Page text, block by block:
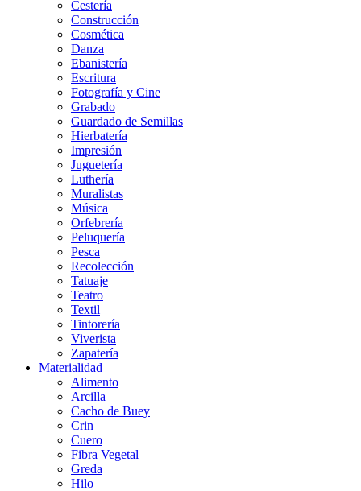
Cestería
Construcción
Cosmética
Danza
Ebanistería
Escritura
Fotografía y Cine
Grabado
Guardado de Semillas
Hierbatería
Impresión
Juguetería
Luthería
Muralistas
Música
Orfebrería
Peluquería
Pesca
Recolección
Tatuaje
Teatro
Textil
Tintorería
Viverista
Zapatería
Materialidad
Alimento
Arcilla
Cacho de Buey
Crin
Cuero
Fibra Vegetal
Greda
Hilo